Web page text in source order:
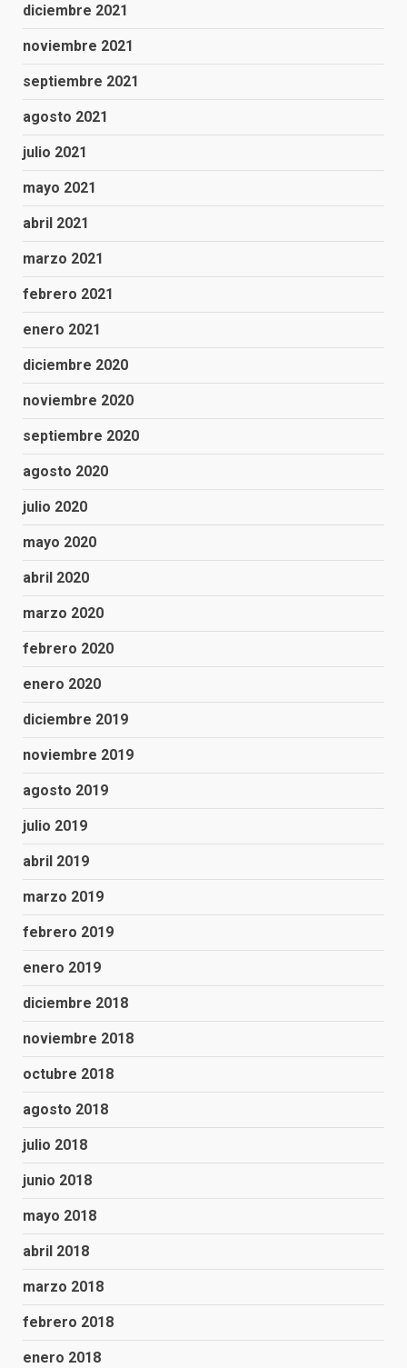
diciembre 2021
noviembre 2021
septiembre 2021
agosto 2021
julio 2021
mayo 2021
abril 2021
marzo 2021
febrero 2021
enero 2021
diciembre 2020
noviembre 2020
septiembre 2020
agosto 2020
julio 2020
mayo 2020
abril 2020
marzo 2020
febrero 2020
enero 2020
diciembre 2019
noviembre 2019
agosto 2019
julio 2019
abril 2019
marzo 2019
febrero 2019
enero 2019
diciembre 2018
noviembre 2018
octubre 2018
agosto 2018
julio 2018
junio 2018
mayo 2018
abril 2018
marzo 2018
febrero 2018
enero 2018